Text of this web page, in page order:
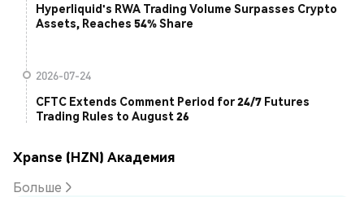
Hyperliquid's RWA Trading Volume Surpasses Crypto
Assets, Reaches 54% Share
2026-07-24
CFTC Extends Comment Period for 24/7 Futures
Trading Rules to August 26
Xpanse (HZN) Академия
Больше